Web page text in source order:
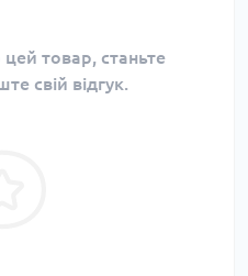
цей товар, станьте
свій відгук.